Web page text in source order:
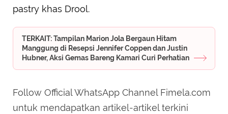
pastry khas Drool.
TERKAIT: Tampilan Marion Jola Bergaun Hitam
Manggung di Resepsi Jennifer Coppen dan Justin
Hubner, Aksi Gemas Bareng Kamari Curi Perhatian
Follow Official WhatsApp Channel Fimela.com
untuk mendapatkan artikel-artikel terkini